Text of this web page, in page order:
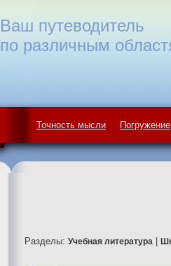
Точность мысли Погружение
Ваш путеводитель
по различным
Разделы: Учебная литература